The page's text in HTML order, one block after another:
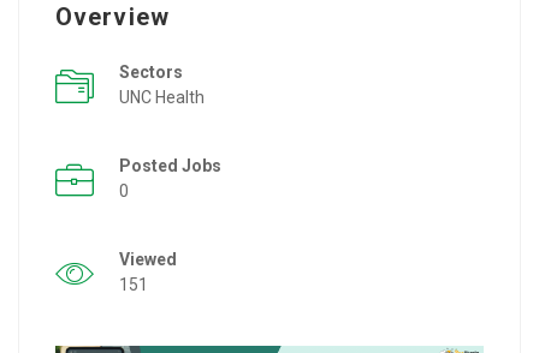
Overview
Sectors
UNC Health
Posted Jobs
0
Viewed
151